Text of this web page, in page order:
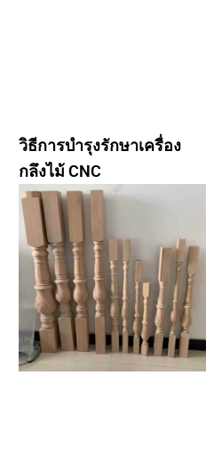
วิธีการบำรุงรักษาเครื่อง
กลึงไม้ CNC